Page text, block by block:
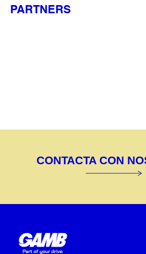
PARTNERS
CONTACTA CON